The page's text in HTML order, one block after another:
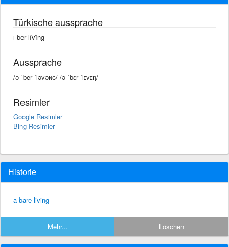
Türkische aussprache
ı ber lîvîng
Aussprache
/ə ˈber ˈləvəɴɢ/ /ə ˈbɛr ˈlɪvɪŋ/
Resimler
Google Resimler
Bing Resimler
Historie
a bare living
Mehr... Löschen